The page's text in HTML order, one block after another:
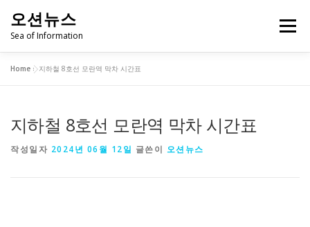
오션뉴스
Sea of Information
메뉴
✨카센터 찾기
Home »지하철 8호선 모란역 막차 시간표
지하철 8호선 모란역 막차 시간표
작성일자 2024년 06월 12일 글쓴이 오션뉴스